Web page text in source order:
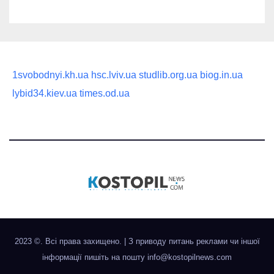
1svobodnyi.kh.ua hsc.lviv.ua studlib.org.ua biog.in.ua
lybid34.kiev.ua times.od.ua
2023 ©. Всі права захищено.
З приводу питань реклами чи іншої
інформації пишіть на пошту info@kostopilnews.com